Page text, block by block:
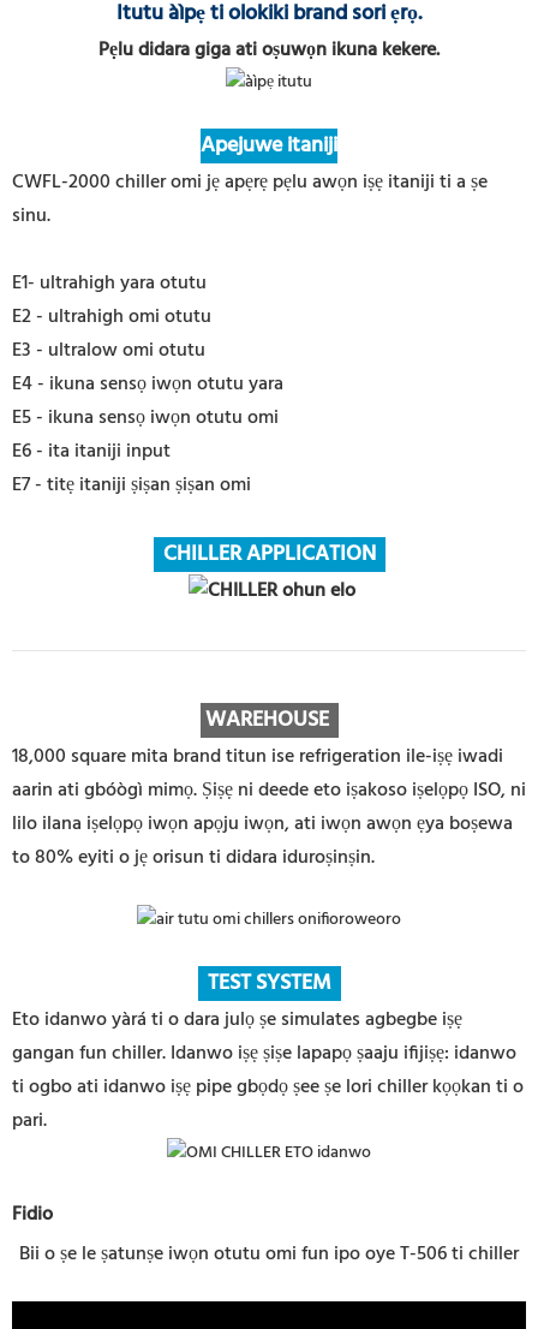
Itutu àìpẹ ti olokiki brand sori ẹrọ.
Pẹlu didara giga ati oṣuwọn ikuna kekere.
Apejuwe itaniji
CWFL-2000 chiller omi jẹ apẹrẹ pẹlu awọn iṣẹ itaniji ti a ṣe
sinu.
E1- ultrahigh yara otutu
E2 - ultrahigh omi otutu
E3 - ultralow omi otutu
E4 - ikuna sensọ iwọn otutu yara
E5 - ikuna sensọ iwọn otutu omi
E6 - ita itaniji input
E7 - titẹ itaniji ṣiṣan ṣiṣan omi
CHILLER APPLICATION
WAREHOUSE
18,000 square mita brand titun ise refrigeration ile-iṣẹ iwadi
aarin ati gbóògì mimọ. Ṣiṣẹ ni deede eto iṣakoso iṣelọpọ ISO, ni
lilo ilana iṣelọpọ iwọn apọju iwọn, ati iwọn awọn ẹya boṣewa
to 80% eyiti o jẹ orisun ti didara iduroṣinṣin.
TEST SYSTEM
Eto idanwo yàrá ti o dara julọ ṣe simulates agbegbe iṣẹ
gangan fun chiller. Idanwo iṣẹ ṣiṣe lapapọ ṣaaju ifijiṣẹ: idanwo
ti ogbo ati idanwo iṣẹ pipe gbọdọ ṣee ṣe lori chiller kọọkan ti o
pari.
Fidio
Bii o ṣe le ṣatunṣe iwọn otutu omi fun ipo oye T-506 ti chiller